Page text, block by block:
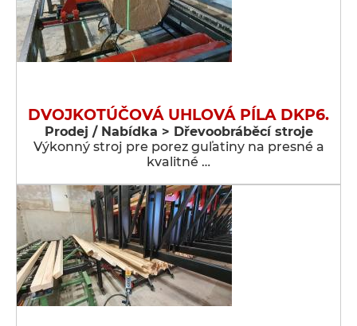
DVOJKOTÚČOVÁ UHLOVÁ PÍLA DKP6.
Prodej / Nabídka > Dřevoobráběcí stroje
Výkonný stroj pre porez guľatiny na presné a
kvalitné …